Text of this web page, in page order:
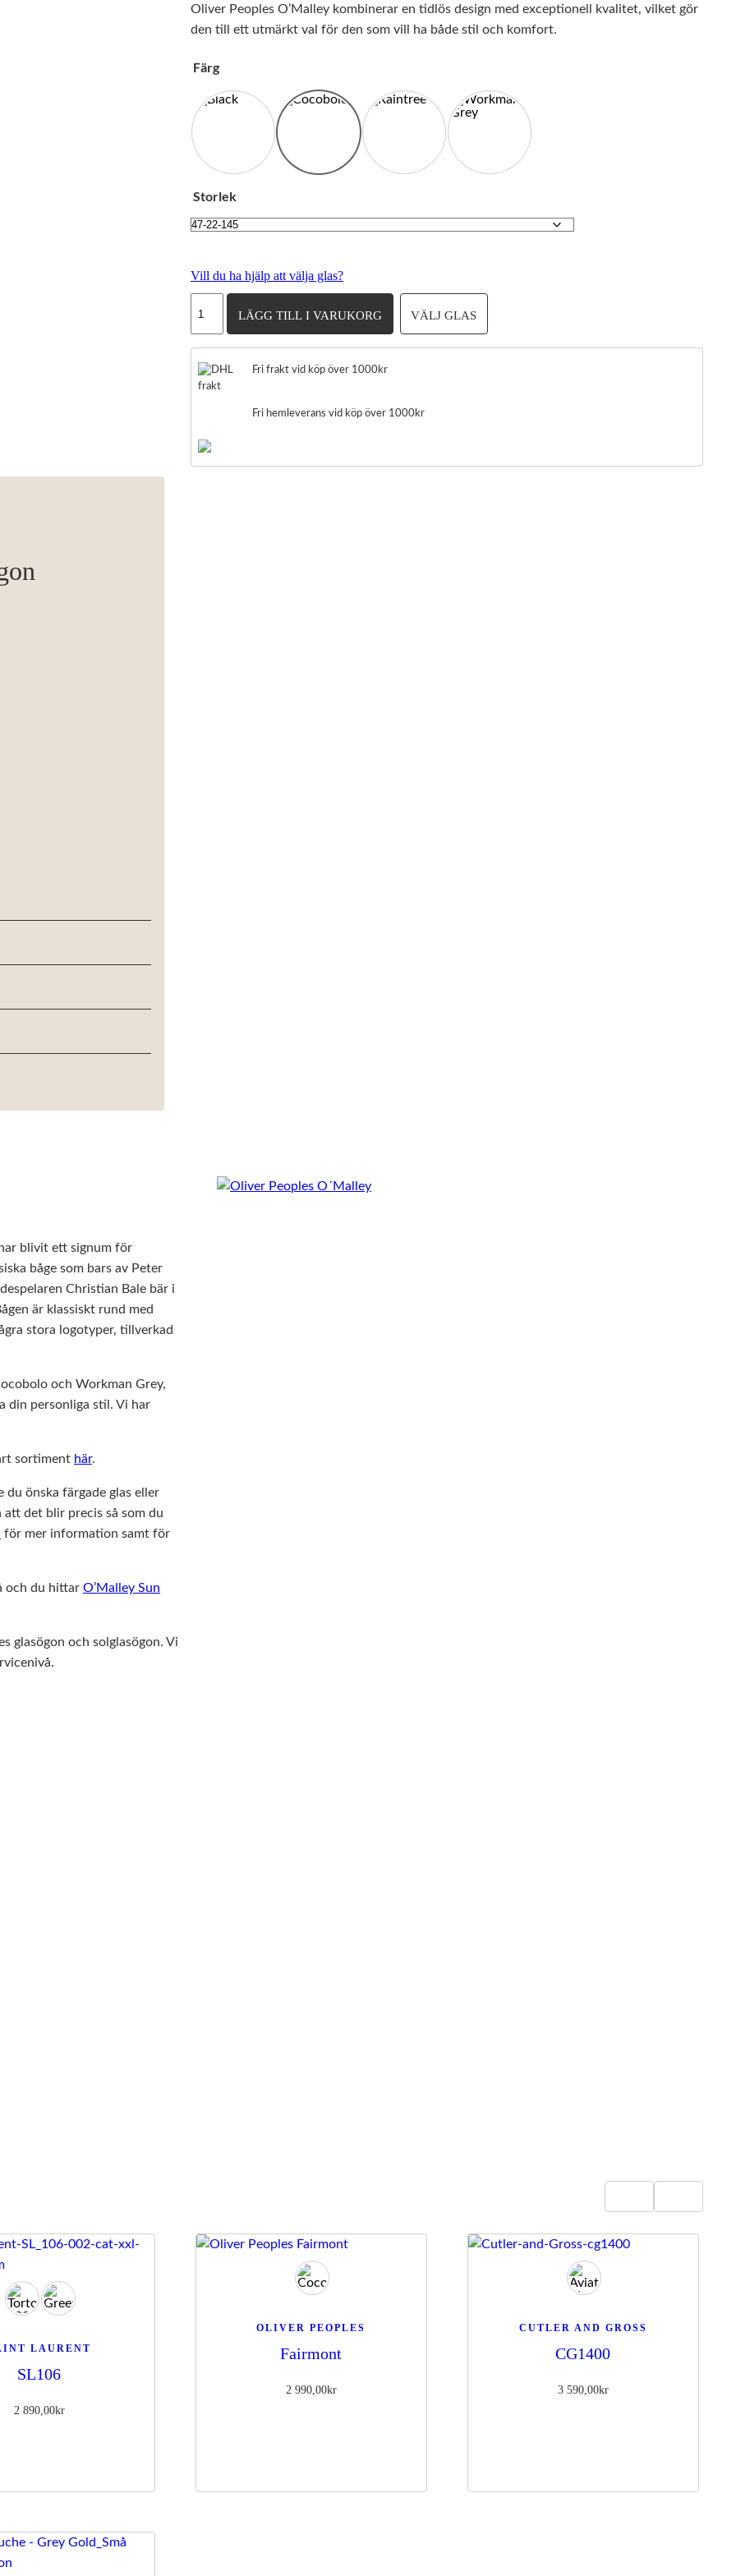
Oliver Peoples O’Malley kombinerar en tidlös design med exceptionell kvalitet, vilket gör
den till ett utmärkt val för den som vill ha både stil och komfort​.
Färg
Storlek
Vill du ha hjälp att välja glas?
mängd
LÄGG TILL I VARUKORG VÄLJ GLAS
Fri frakt vid köp över 1000kr
Fri hemleverans vid köp över 1000kr
blivit ett signum för
båge som bars av Peter
Christian Bale bär i
är klassiskt rund med
stora logotyper, tillverkad
och Workman Grey,
din personliga stil. Vi har
sortiment här.
önska färgade glas eller
att det blir precis så som du
för mer information samt för
och du hittar O’Malley Sun
glasögon och solglasögon. Vi
LAURENT
SL106
2 890,00kr
OLIVER PEOPLES
Fairmont
2 990,00kr
CUTLER AND GROSS
CG1400
3 590,00kr